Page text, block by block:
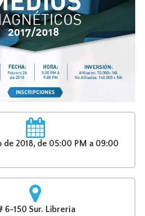
de 2018, de 05:00 PM a 09:00
6-150 Sur. Librería